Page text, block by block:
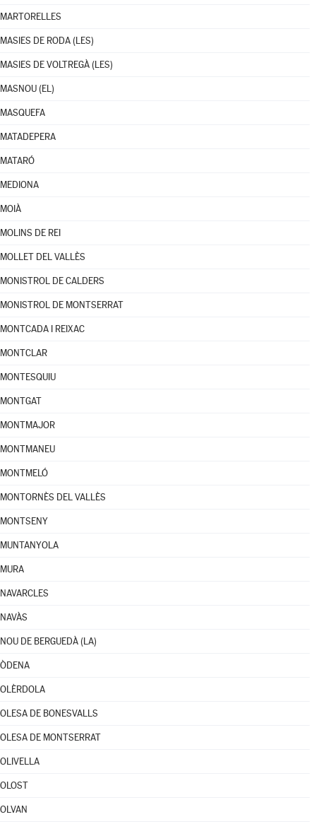
MARTORELLES
MASIES DE RODA (LES)
MASIES DE VOLTREGÀ (LES)
MASNOU (EL)
MASQUEFA
MATADEPERA
MATARÓ
MEDIONA
MOIÀ
MOLINS DE REI
MOLLET DEL VALLÈS
MONISTROL DE CALDERS
MONISTROL DE MONTSERRAT
MONTCADA I REIXAC
MONTCLAR
MONTESQUIU
MONTGAT
MONTMAJOR
MONTMANEU
MONTMELÓ
MONTORNÈS DEL VALLÈS
MONTSENY
MUNTANYOLA
MURA
NAVARCLES
NAVÀS
NOU DE BERGUEDÀ (LA)
ÒDENA
OLÈRDOLA
OLESA DE BONESVALLS
OLESA DE MONTSERRAT
OLIVELLA
OLOST
OLVAN